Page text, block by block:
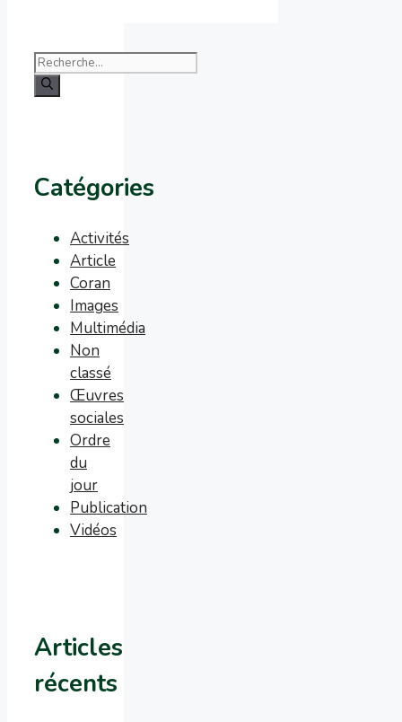
Rechercher :
Catégories
Activités
Article
Coran
Images
Multimédia
Non
classé
Œuvres
sociales
Ordre
du
jour
Publication
Vidéos
Articles
récents